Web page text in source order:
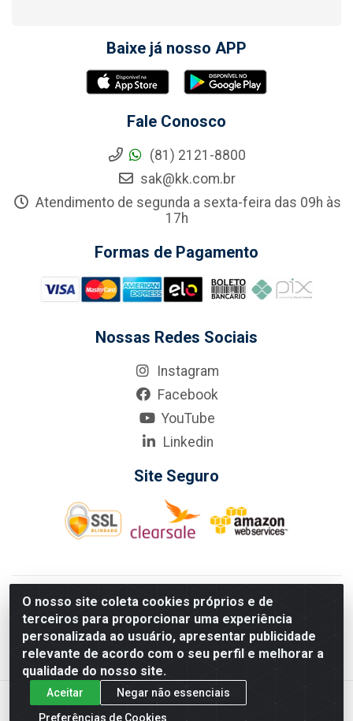
O nosso site coleta cookies próprios e de
terceiros para proporcionar uma experiência
personalizada ao usuário, apresentar publicidade
relevante de acordo com o seu perfil e melhorar a
qualidade do nosso site.
Aceitar
Negar não essenciais
Preferências de Cookies
Baixe já nosso APP
Fale Conosco
(81) 2121-8800
sak@kk.com.br
Atendimento de segunda a sexta-feira das 09h às
17h
Formas de Pagamento
Nossas Redes Sociais
Instagram
Facebook
YouTube
Linkedin
Site Seguro
KarneKeijo Logistica Integrada LTDA - Rod. Br-101 Sul, nº3700
- Barro, Recife/PE, 50900-400 CNPJ: 24.150.377/0001-95
Estados atendidos pela KarneKeijo: PE, PB e RN.